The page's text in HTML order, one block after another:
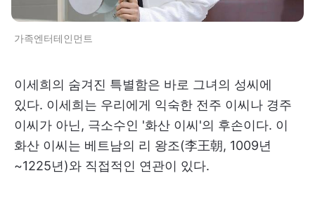
가족엔터테인먼트
이세희의 숨겨진 특별함은 바로 그녀의 성씨에
있다. 이세희는 우리에게 익숙한 전주 이씨나 경주
이씨가 아닌, 극소수인 '화산 이씨'의 후손이다. 이
화산 이씨는 베트남의 리 왕조(李王朝, 1009년
~1225년)와 직접적인 연관이 있다.